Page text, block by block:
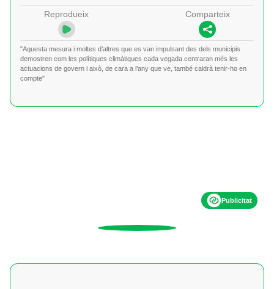
Reprodueix Comparteix
"Aquesta mesura i moltes d’altres que es van impulsant des dels municipis
demostren com les polítiques climàtiques cada vegada centraran més les
actuacions de govern i això, de cara a l’any que ve, també caldrà tenir-ho en
compte"
Publicitat